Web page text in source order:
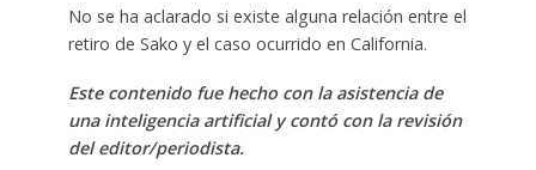
No se ha aclarado si existe alguna relación entre el
retiro de Sako y el caso ocurrido en California.
Este contenido fue hecho con la asistencia de
una inteligencia artificial y contó con la revisión
del editor/periodista.